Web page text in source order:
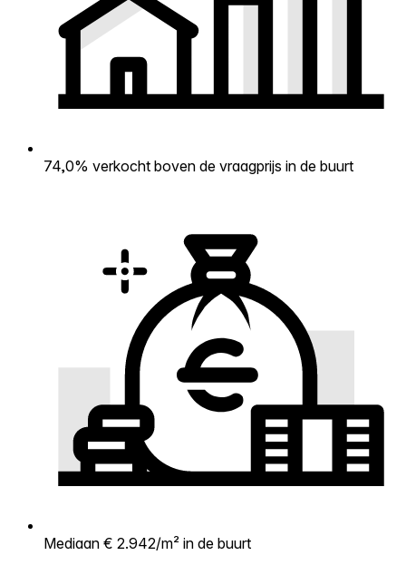
74,0% verkocht boven de vraagprijs in de buurt
Mediaan € 2.942/m² in de buurt